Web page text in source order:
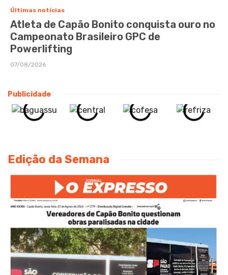
Últimas notícias
Atleta de Capão Bonito conquista ouro no
Campeonato Brasileiro GPC de
Powerlifting
07/08/2026
Publicidade
Edição da Semana